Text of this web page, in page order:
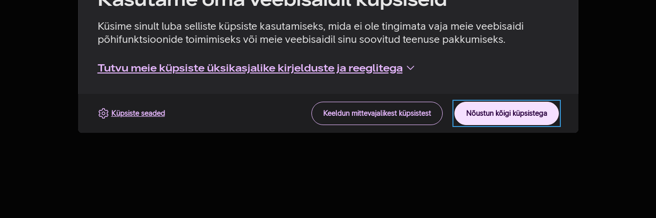
Küsime sinult luba selliste küpsiste kasutamiseks, mida ei ole tingimata vaja meie veebisaidi
põhifunktsioonide toimimiseks või meie veebisaidil sinu soovitud teenuse pakkumiseks.
Tutvu meie küpsiste üksikasjalike kirjelduste ja reeglitega
Nõustun kõigi küpsistega
Keeldun mittevajalikest küpsistest
Küpsiste seaded